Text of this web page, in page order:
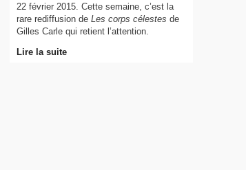
22 février 2015. Cette semaine, c’est la
rare rediffusion de Les corps célestes de
Gilles Carle qui retient l’attention.
Lire la suite